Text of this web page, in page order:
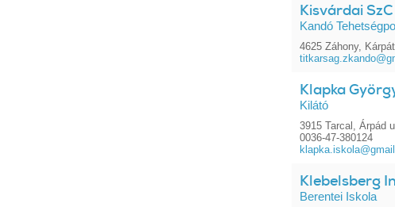
Kisvárdai
Kandó
4625 Záhony,
Klapka
Kilátó
3915 Tarcal, Árpád
0036-47-380124
Klebelsberg
Berentei Iskola